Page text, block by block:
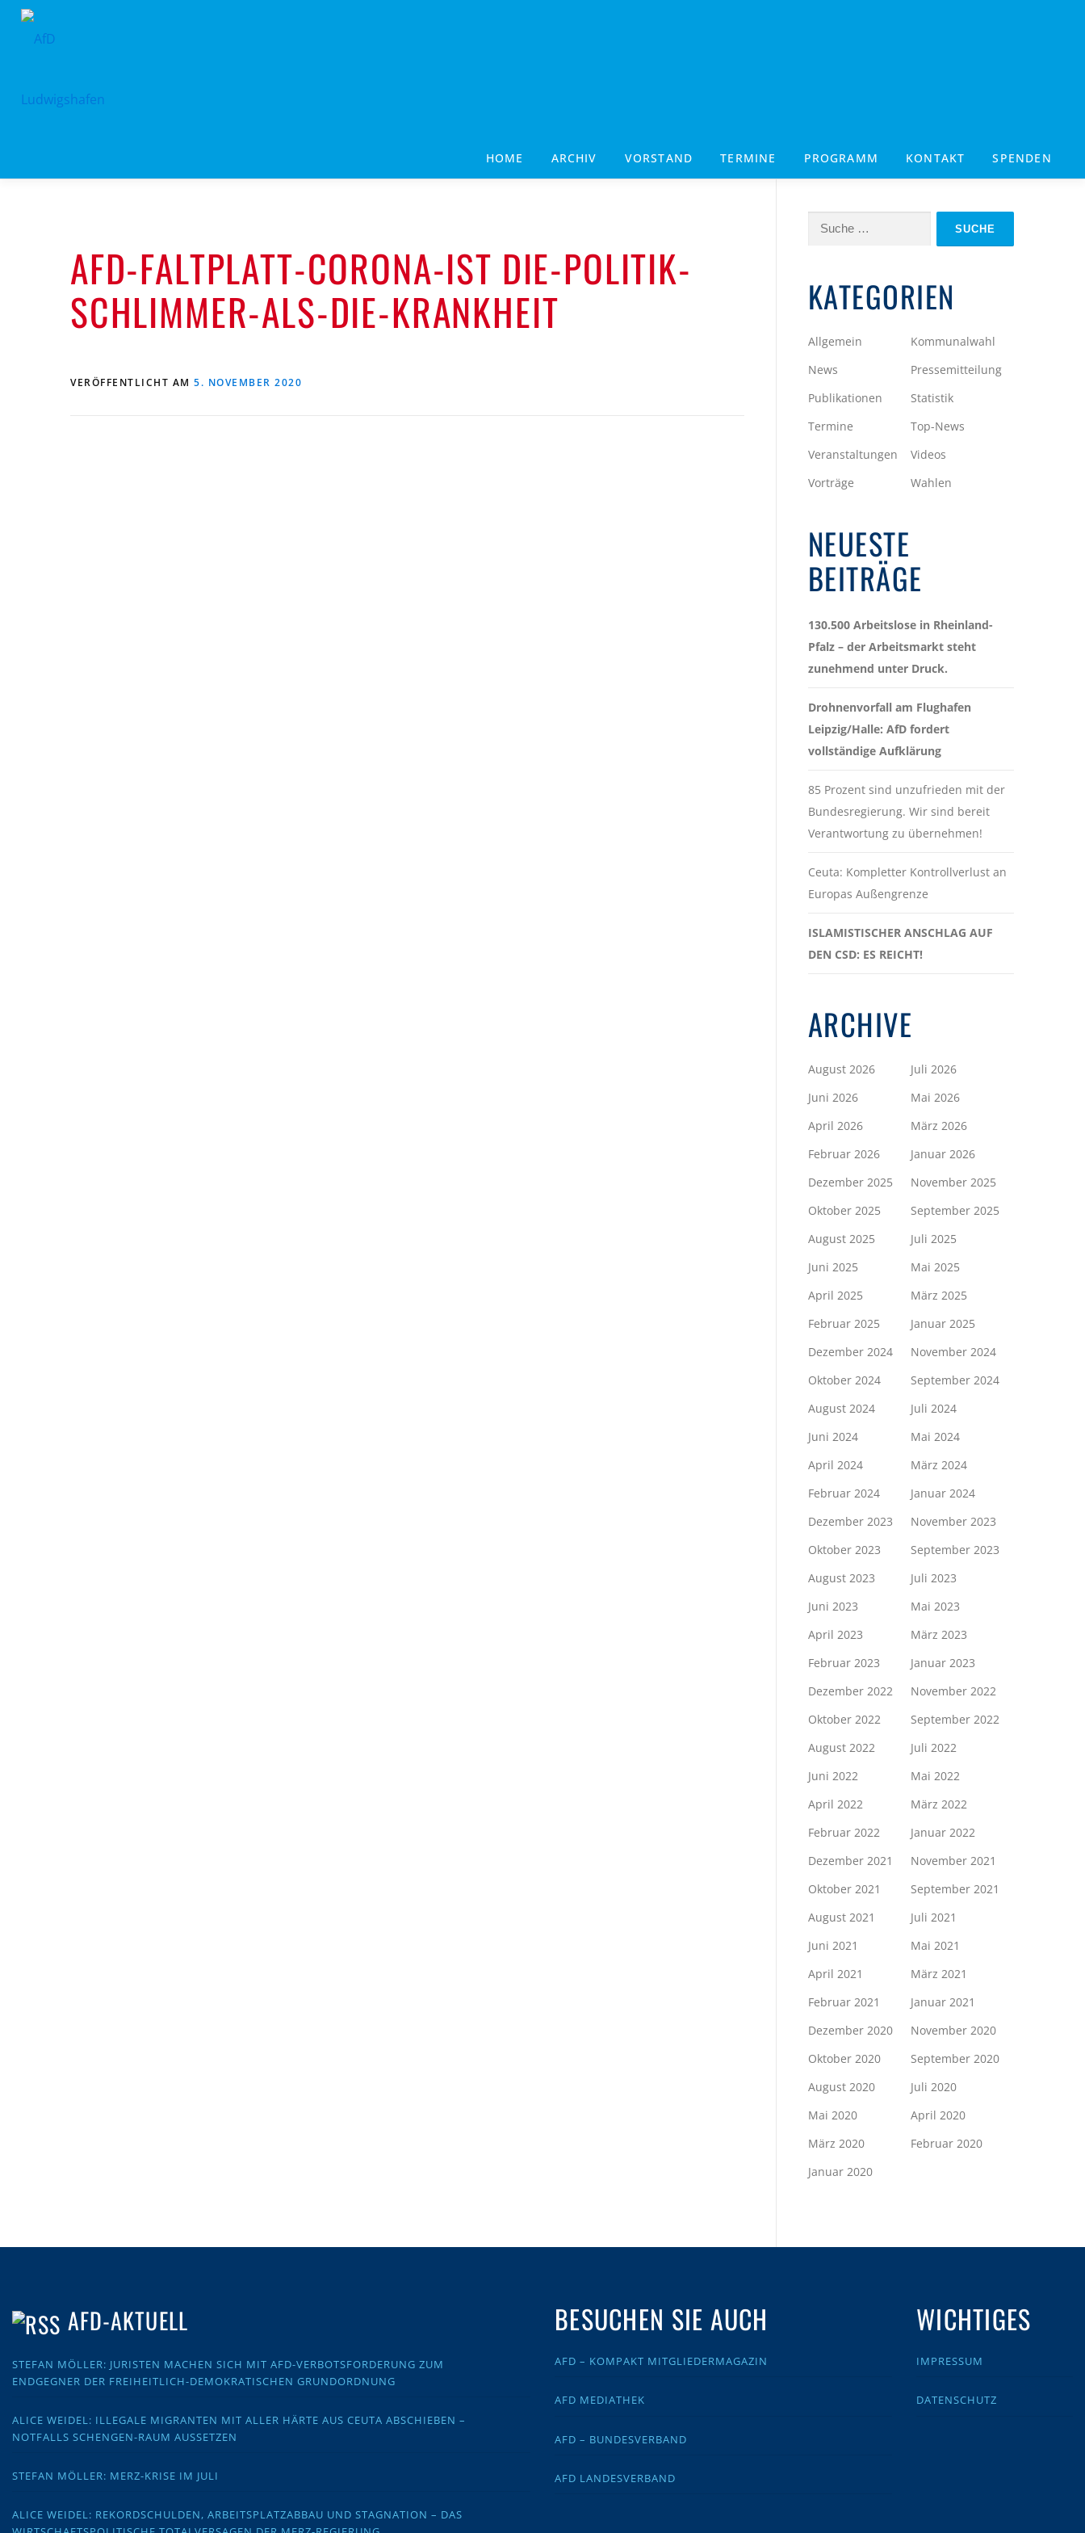
Zum
HOME ARCHIV VORSTAND TERMINE PROGRAMM KONTAKT SPENDEN
AFD-FALTPLATT-CORONA-IST DIE-POLITIK-
SCHLIMMER-ALS-DIE-KRANKHEIT
VERÖFFENTLICHT AM 5. NOVEMBER 2020
Suche
KATEGORIEN
Allgemein
Kommunalwahl
News
Pressemitteilung
Publikationen
Statistik
Termine
Top-News
Veranstaltungen
Videos
Vorträge
Wahlen
NEUESTE
BEITRÄGE
130.500 Arbeitslose in Rheinland-
Pfalz – der Arbeitsmarkt steht
zunehmend unter Druck.
Drohnenvorfall am Flughafen
Leipzig/Halle: AfD fordert
vollständige Aufklärung
85 Prozent sind unzufrieden mit der
Bundesregierung. Wir sind bereit
Verantwortung zu übernehmen!
Ceuta: Kompletter Kontrollverlust an
Europas Außengrenze
ISLAMISTISCHER ANSCHLAG AUF
DEN CSD: ES REICHT!
ARCHIVE
August 2026
Juli 2026
Juni 2026
Mai 2026
April 2026
März 2026
Februar 2026
Januar 2026
Dezember 2025
November 2025
Oktober 2025
September 2025
August 2025
Juli 2025
Juni 2025
Mai 2025
April 2025
März 2025
Februar 2025
Januar 2025
Dezember 2024
November 2024
Oktober 2024
September 2024
August 2024
Juli 2024
Juni 2024
Mai 2024
April 2024
März 2024
Februar 2024
Januar 2024
Dezember 2023
November 2023
Oktober 2023
September 2023
August 2023
Juli 2023
Juni 2023
Mai 2023
April 2023
März 2023
Februar 2023
Januar 2023
Dezember 2022
November 2022
Oktober 2022
September 2022
August 2022
Juli 2022
Juni 2022
Mai 2022
April 2022
März 2022
Februar 2022
Januar 2022
Dezember 2021
November 2021
Oktober 2021
September 2021
August 2021
Juli 2021
Juni 2021
Mai 2021
April 2021
März 2021
Februar 2021
Januar 2021
Dezember 2020
November 2020
Oktober 2020
September 2020
August 2020
Juli 2020
Mai 2020
April 2020
März 2020
Februar 2020
Januar 2020
AFD-AKTUELL
STEFAN MÖLLER: JURISTEN MACHEN SICH MIT AFD-VERBOTSFORDERUNG ZUM
ENDGEGNER DER FREIHEITLICH-DEMOKRATISCHEN GRUNDORDNUNG
ALICE WEIDEL: ILLEGALE MIGRANTEN MIT ALLER HÄRTE AUS CEUTA ABSCHIEBEN –
NOTFALLS SCHENGEN-RAUM AUSSETZEN
STEFAN MÖLLER: MERZ-KRISE IM JULI
ALICE WEIDEL: REKORDSCHULDEN, ARBEITSPLATZABBAU UND STAGNATION – DAS
BESUCHEN SIE AUCH
AFD – KOMPAKT MITGLIEDERMAGAZIN
AFD MEDIATHEK
AFD – BUNDESVERBAND
AFD LANDESVERBAND
WICHTIGES
IMPRESSUM
DATENSCHUTZ